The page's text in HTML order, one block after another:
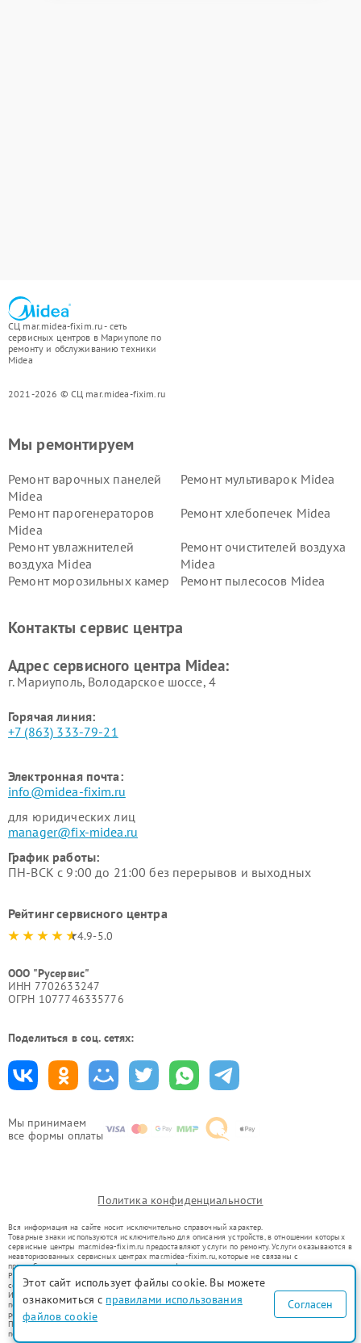
СЦ mar.midea-fixim.ru - сеть
сервисных центров в Мариуполе по
ремонту и обслуживанию техники
Midea
2021-2026 © СЦ mar.midea-fixim.ru
Мы принимаем
все формы оплаты
Мы ремонтируем
Ремонт варочных панелей
Midea
Ремонт мультиварок Midea
Ремонт парогенераторов
Midea
Ремонт хлебопечек Midea
Ремонт увлажнителей
воздуха Midea
Ремонт очистителей воздуха
Midea
Ремонт морозильных камер
Ремонт пылесосов Midea
пылесосов Midea
Midea
Контакты сервис центра
Адрес сервисного центра Midea:
г. Мариуполь, Володарское шоссе, 4
Горячая линия:
+7 (863) 333-79-21
Электронная почта:
info@midea-fixim.ru
для юридических лиц
manager@fix-midea.ru
График работы:
ПН-ВСК с 9:00 до 21:00 без перерывов и выходных
Рейтинг сервисного центра
4.9-5.0
ООО "Русервис"
ИНН 7702633247
ОГРН 1077746335776
Поделиться в соц. сетях:
Политика конфиденциальности
Вся информация на сайте носит исключительно справочный характер.
Товарные знаки используются исключительно для описания устройств, в отношении которых
сервисные центры mar.midea-fixim.ru предоставляют услуги по ремонту. Услуги оказываются в
неавторизованных сервисных центрах mar.midea-fixim.ru, которые не связаны с
правообладателями товарных знаков или их официальными представителями.
Ремонт осуществляется для устройств, уже введенных в гражданский оборот в соответствии
со статьей 1487 ГК РФ.
Использование товарных знаков не преследует цели индивидуализации услуг или введения
потребителей в заблуждение, а служит для информирования о предоставляемых услугах по
ремонту техники указанных брендов.
Представленная на сайте информация не является публичной офертой, определяемой
положениями Статьи 437(2) Гражданского кодекса РФ
Этот сайт использует файлы cookie. Вы можете
ознакомиться с правилами использования
файлов cookie
Согласен